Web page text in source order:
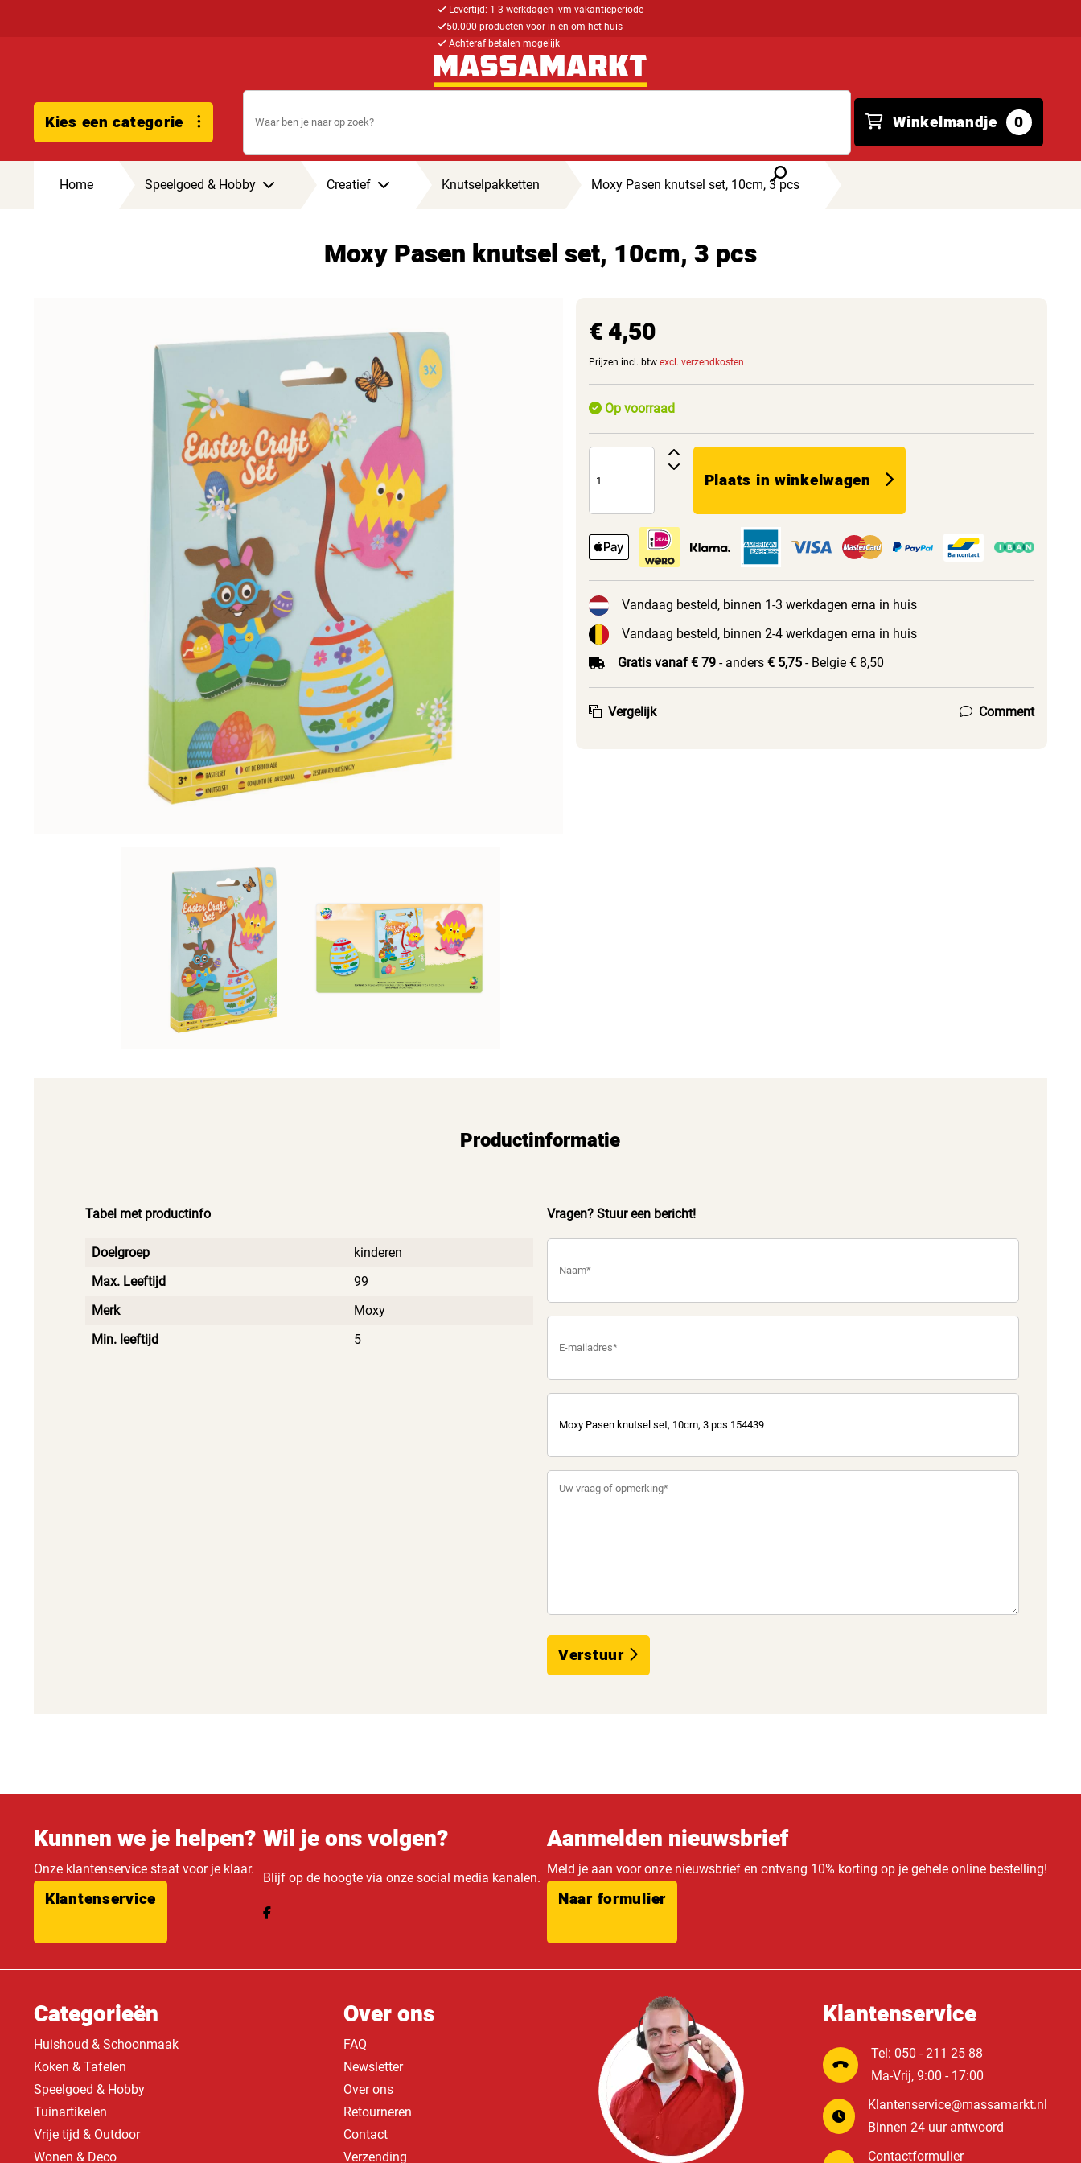
Levertijd: 1-3 werkdagen ivm vakantieperiode
50.000 producten voor in en om het huis
Achteraf betalen mogelijk
Kies een categorie Winkelmandje 0
Home Speelgoed & Hobby Creatief Knutselpakketten Moxy Pasen knutsel set, 10cm, 3 pcs
Moxy Pasen knutsel set, 10cm, 3 pcs
€ 4,50
Prijzen incl. btw excl. verzendkosten
Op voorraad
Plaats in winkelwagen
Vandaag besteld, binnen 1-3 werkdagen erna in huis
Vandaag besteld, binnen 2-4 werkdagen erna in huis
Gratis vanaf € 79- anders € 5,75- Belgie € 8,50
Vergelijk Comment
Productinformatie
Tabel met productinfo
Doelgroep
kinderen
Max. Leeftijd
99
Merk
Moxy
Min. leeftijd
5
Vragen? Stuur een bericht!
Verstuur
Kunnen we je helpen?
Onze klantenservice staat voor je klaar.
Klantenservice
Wil je ons volgen?
Blijf op de hoogte via onze social media kanalen.
Aanmelden nieuwsbrief
Meld je aan voor onze nieuwsbrief en ontvang 10% korting op je gehele online bestelling!
Naar formulier
Categorieën
Huishoud & Schoonmaak
Koken & Tafelen
Speelgoed & Hobby
Tuinartikelen
Vrije tijd & Outdoor
Wonen & Deco
Over ons
FAQ
Newsletter
Over ons
Retourneren
Contact
Verzending
Klantenservice
Tel: 050 - 211 25 88
Ma-Vrij, 9:00 - 17:00
Klantenservice@massamarkt.nl
Binnen 24 uur antwoord
Contactformulier